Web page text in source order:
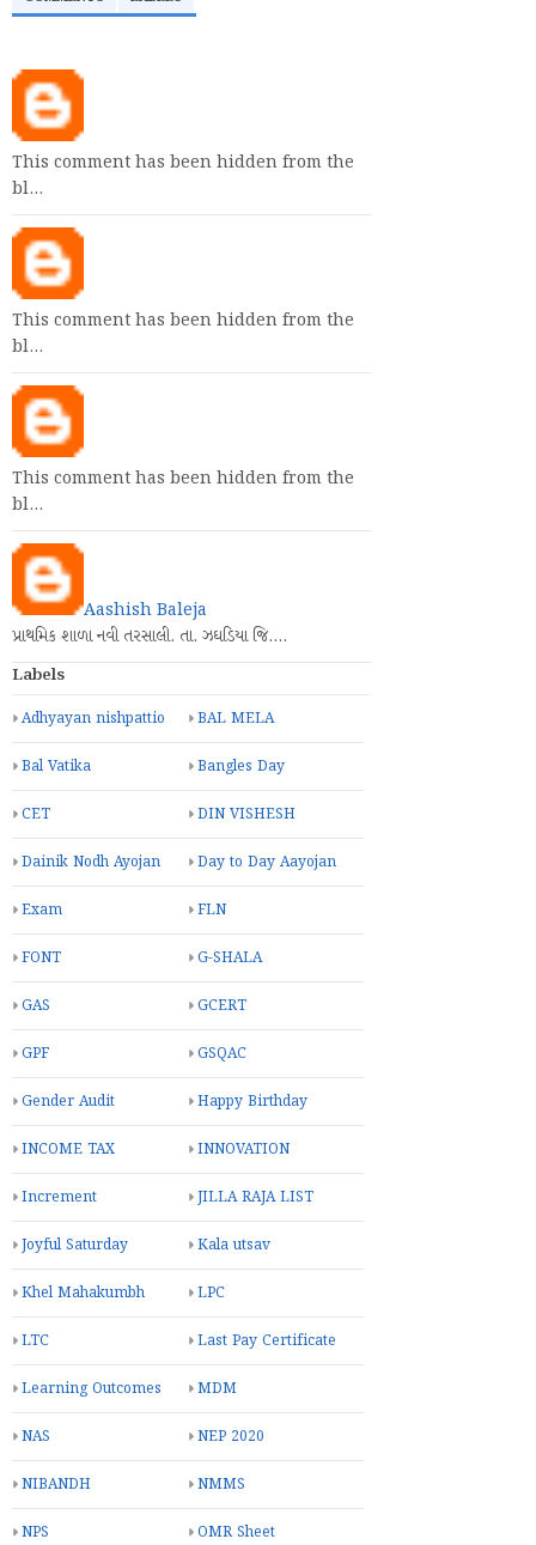
This comment has been hidden from the
bl…
This comment has been hidden from the
bl…
This comment has been hidden from the
bl…
Aashish Baleja
પ્રાથમિક શાળા નવી તરસાલી. તા. ઝઘડિયા જિ.…
Labels
Adhyayan nishpattio BAL MELA
Bal Vatika Bangles Day
CET DIN VISHESH
Dainik Nodh Ayojan Day to Day Aayojan
Exam FLN
FONT G-SHALA
GAS GCERT
GPF GSQAC
Gender Audit Happy Birthday
INCOME TAX INNOVATION
Increment JILLA RAJA LIST
Joyful Saturday Kala utsav
Khel Mahakumbh LPC
LTC Last Pay Certificate
Learning Outcomes MDM
NAS NEP 2020
NIBANDH NMMS
NPS OMR Sheet